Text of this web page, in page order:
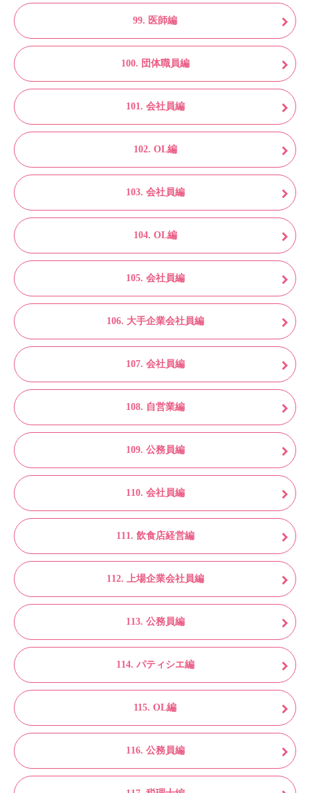
99. 医師編
100. 団体職員編
101. 会社員編
102. OL編
103. 会社員編
104. OL編
105. 会社員編
106. 大手企業会社員編
107. 会社員編
108. 自営業編
109. 公務員編
110. 会社員編
111. 飲食店経営編
112. 上場企業会社員編
113. 公務員編
114. パティシエ編
115. OL編
116. 公務員編